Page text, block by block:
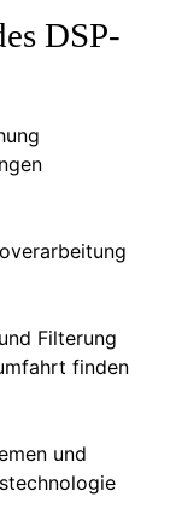
DSP-
Filterung
finden
und